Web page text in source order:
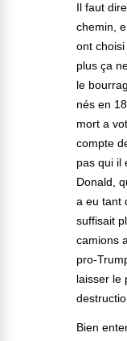
Il faut
chemin,
ont
plus ça
le
nés en
mort a
compte
pas qui il
Donald,
a eu tant
suffisait
camions
pro-
laisser le
Bien